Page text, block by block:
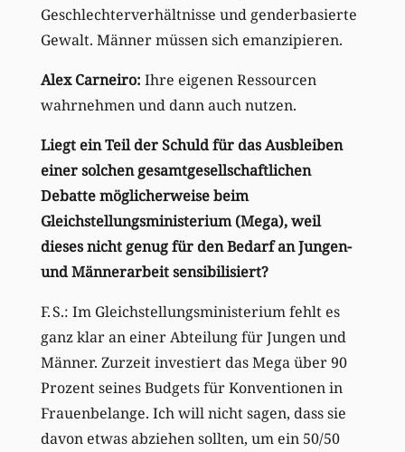
Geschlechterverhältnisse und genderbasierte
Gewalt. Männer müssen sich emanzipieren.
Alex Carneiro: Ihre eigenen Ressourcen
wahrnehmen und dann auch nutzen.
Liegt ein Teil der Schuld für das Ausbleiben
einer solchen gesamtgesellschaftlichen
Debatte möglicherweise beim
Gleichstellungsministerium (Mega), weil
dieses nicht genug für den Bedarf an Jungen-
und Männerarbeit sensibilisiert?
F. S.: Im Gleichstellungsministerium fehlt es
ganz klar an einer Abteilung für Jungen und
Männer. Zurzeit investiert das Mega über 90
Prozent seines Budgets für Konventionen in
Frauenbelange. Ich will nicht sagen, dass sie
davon etwas abziehen sollten, um ein 50/50